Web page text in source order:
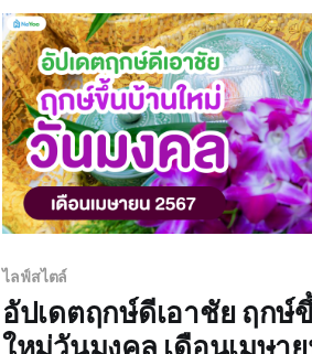
ไลฟ์สไตล์
อัปเดตฤกษ์ดีเอาชัย ฤกษ์
ใหม่วันมงคล เดือนเมษา